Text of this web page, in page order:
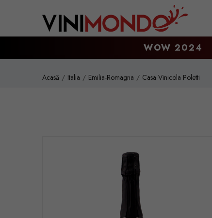
WOW 2024
Acasă Italia Emilia-Romagna Casa Vinicola Poletti